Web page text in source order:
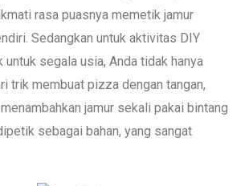
rasa puasnya memetik jamur
Sedangkan untuk aktivitas DIY
segala usia, Anda tidak hanya
trik membuat pizza dengan tangan,
jamur sekali pakai bintang
sebagai bahan, yang sangat